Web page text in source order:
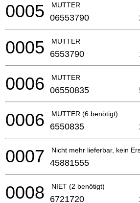
MUTTER
0005 06553790
MUTTER
0005 6553790
MUTTER
0006 06550835
MUTTER (6 benötigt)
0006 6550835
Nicht mehr lieferbar, kein
0007 45881555
NIET (2 benötigt)
0008 6721720